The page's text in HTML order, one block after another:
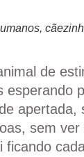
de
esperando
apertada,
sem ver
ficando